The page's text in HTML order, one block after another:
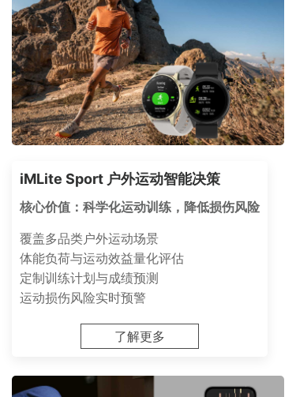
iMLite Sport 户外运动智能决策
核心价值：科学化运动训练，降低损伤风险
覆盖多品类户外运动场景
体能负荷与运动效益量化评估
定制训练计划与成绩预测
运动损伤风险实时预警
了解更多